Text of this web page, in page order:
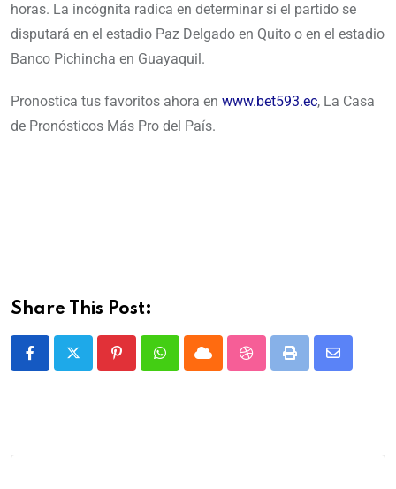
horas. La incógnita radica en determinar si el partido se
disputará en el estadio Paz Delgado en Quito o en el estadio
Banco Pichincha en Guayaquil.
Pronostica tus favoritos ahora en www.bet593.ec, La Casa
de Pronósticos Más Pro del País.
Share This Post: